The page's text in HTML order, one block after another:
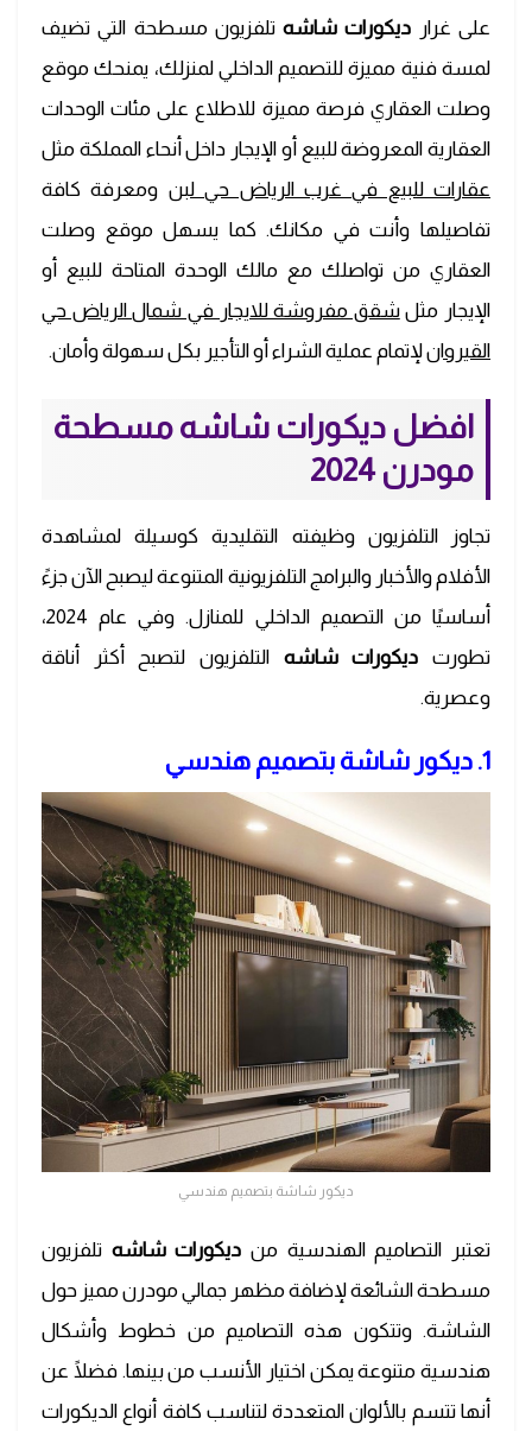
على غرار ديكورات شاشهتلفزيون مسطحة التي تضيف
لمسة فنية مميزة للتصميم الداخلي لمنزلك، يمنحك موقع
وصلت العقاري فرصة مميزة للاطلاع على مئات الوحدات
العقارية المعروضة للبيع أو الإيجار داخل أنحاء المملكة مثل
عقارات للبيع في غرب الرياض حي لبن ومعرفة كافة
تفاصيلها وأنت في مكانك. كما يسهل موقع وصلت
العقاري من تواصلك مع مالك الوحدة المتاحة للبيع أو
الإيجار مثلشقق مفروشة للايجار في شمال الرياض حي
القيروانلإتمام عملية الشراء أو التأجير بكل سهولة وأمان.
افضل ديكورات شاشه مسطحة
مودرن 2024
تجاوز التلفزيون وظيفته التقليدية كوسيلة لمشاهدة
الأفلام والأخبار والبرامج التلفزيونية المتنوعة ليصبح الآن جزءً
أساسيًا من التصميم الداخلي للمنازل. وفي عام 2024،
تطورت ديكورات شاشه التلفزيون لتصبح أكثر أناقة
وعصرية.
1. ديكور شاشة بتصميم هندسي
ديكور شاشة بتصميم هندسي
تعتبر التصاميم الهندسية من ديكورات شاشه تلفزيون
مسطحة الشائعة لإضافة مظهر جمالي مودرن مميز حول
الشاشة. وتتكون هذه التصاميم من خطوط وأشكال
هندسية متنوعة يمكن اختيار الأنسب من بينها. فضلًا عن
أنها تتسم بالألوان المتعددة لتناسب كافة أنواع الديكورات